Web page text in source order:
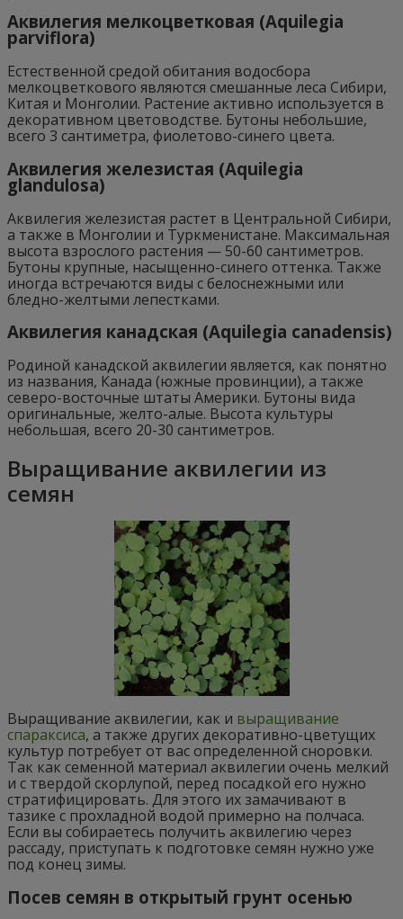
Аквилегия мелкоцветковая (Aquilegia
parviflora)
Естественной средой обитания водосбора
мелкоцветкового являются смешанные леса Сибири,
Китая и Монголии. Растение активно используется в
декоративном цветоводстве. Бутоны небольшие,
всего 3 сантиметра, фиолетово-синего цвета.
Аквилегия железистая (Aquilegia
glandulosa)
Аквилегия железистая растет в Центральной Сибири,
а также в Монголии и Туркменистане. Максимальная
высота взрослого растения — 50-60 сантиметров.
Бутоны крупные, насыщенно-синего оттенка. Также
иногда встречаются виды с белоснежными или
бледно-желтыми лепестками.
Аквилегия канадская (Aquilegia canadensis)
Родиной канадской аквилегии является, как понятно
из названия, Канада (южные провинции), а также
северо-восточные штаты Америки. Бутоны вида
оригинальные, желто-алые. Высота культуры
небольшая, всего 20-30 сантиметров.
Выращивание аквилегии из
семян
Выращивание аквилегии, как и выращивание
спараксиса, а также других декоративно-цветущих
культур потребует от вас определенной сноровки.
Так как семенной материал аквилегии очень мелкий
и с твердой скорлупой, перед посадкой его нужно
стратифицировать. Для этого их замачивают в
тазике с прохладной водой примерно на полчаса.
Если вы собираетесь получить аквилегию через
рассаду, приступать к подготовке семян нужно уже
под конец зимы.
Посев семян в открытый грунт осенью